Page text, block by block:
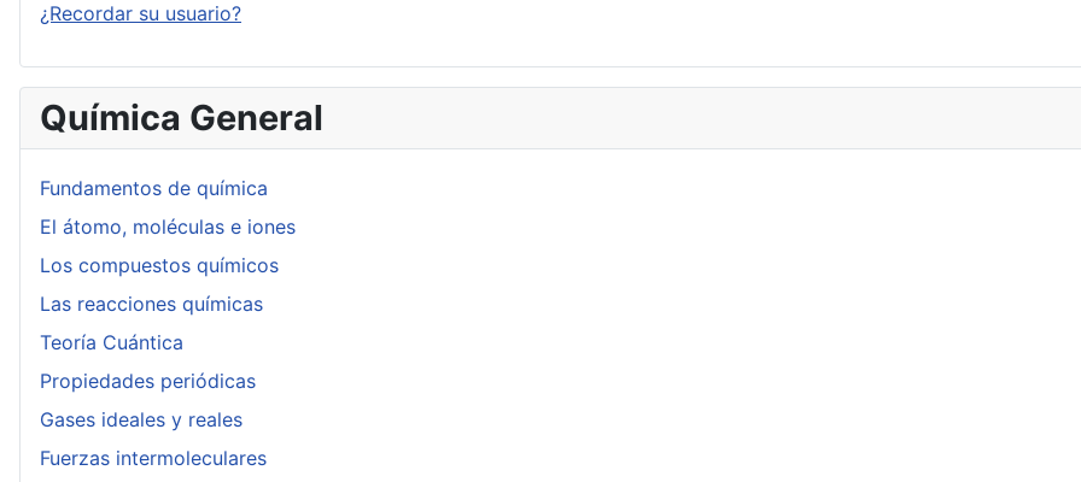
¿Recordar su usuario?
Química General
Fundamentos de química
El átomo, moléculas e iones
Los compuestos químicos
Las reacciones químicas
Teoría Cuántica
Propiedades periódicas
Gases ideales y reales
Fuerzas intermoleculares